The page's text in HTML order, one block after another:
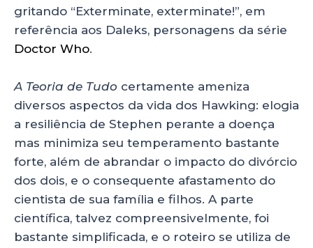
gritando “Exterminate, exterminate!”, em
referência aos Daleks, personagens da série
Doctor Who.
A Teoria de Tudo certamente ameniza
diversos aspectos da vida dos Hawking: elogia
a resiliência de Stephen perante a doença
mas minimiza seu temperamento bastante
forte, além de abrandar o impacto do divórcio
dos dois, e o consequente afastamento do
cientista de sua família e filhos. A parte
científica, talvez compreensivelmente, foi
bastante simplificada, e o roteiro se utiliza de